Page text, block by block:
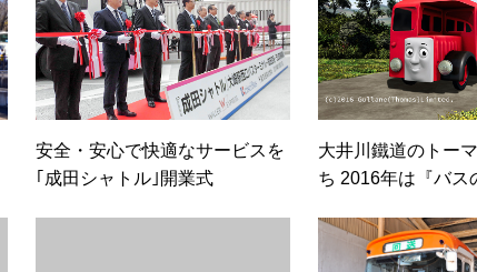
安全・安心で快適なサービスを
｢成田シャトル｣開業式
大井川鐵道のトー
ち 2016年は『バス